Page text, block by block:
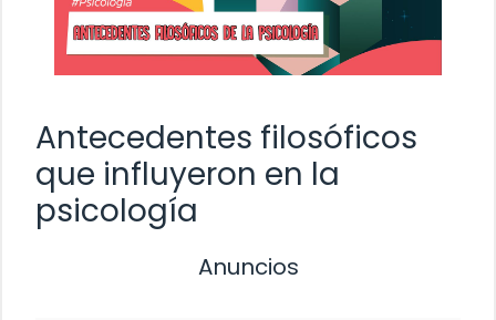
Antecedentes filosóficos
que influyeron en la
psicología
Anuncios